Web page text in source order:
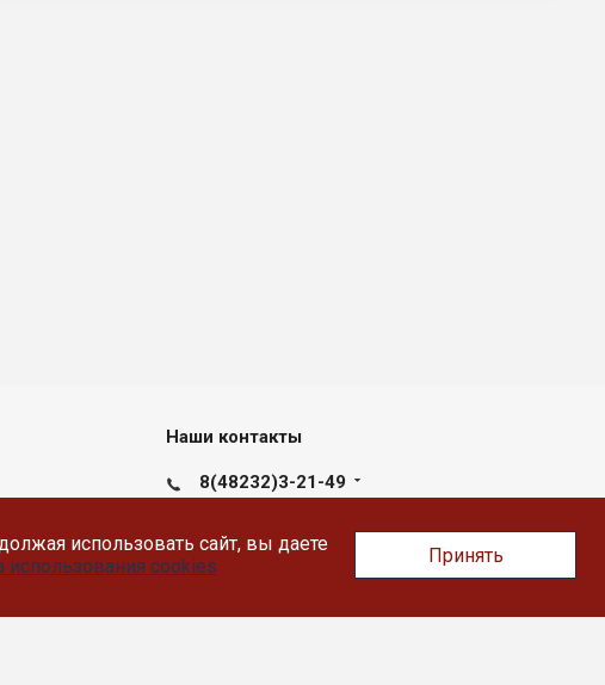
использовать сайт, вы даете
использования cookies Принять
Наши контакты
8(48232)3-21-49
172390, г.Ржев, Ленинградское
шоссе, дом 9, этаж 2, офис 207.